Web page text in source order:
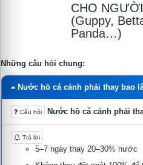
CHO
(Guppy,
Panda…)
Những câu hỏi chung:
Nước hồ cá cảnh phải thay bao
Câu hỏi Nước hồ cá cảnh phải
Trả lời
5–7 ngày thay 20–30% nước